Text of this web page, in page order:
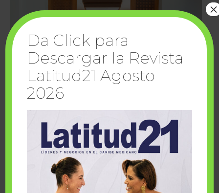
Cuando la solidaridad inspira; cumplen
sueños Fairmont Mayakoba y Make-A-Wish
Da Click para
Descargar la Revista
Latitud21 Agosto
2026
×